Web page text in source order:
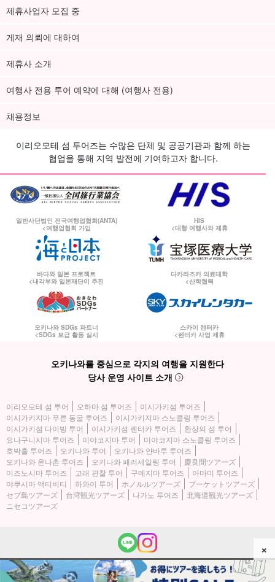
제휴사업자 모집 중
게재 의뢰에 대하여
제휴사 소개
여행사 전용 투어 예약에 대해 (여행사 전용)
채용정보
이리오모테 섬 투어즈는 수많은 단체 및 공공기관과 함께 하는
협업을 통해 지역 발전에 기여하고자 합니다.
일반사단법인 전국여행업협회(ANTA)
<여행업협회 가입
HIS
<대형 여행사와 제휴
바다와 일본 프로젝트
<내각부와 일본재단이 추진
다카라즈카 의료대학
<산학협력
오키나와 SDGs 파트너
<SDGs 보급 활동 실시
스카이 렌터카
<렌터카 사업 제휴
오키나와를 중심으로 각지의 여행을 지원한다
당사 운영 사이트 소개
이리오모테 섬 투어 오하마 섬 투어즈
이시가키섬 투어즈
이시가키지마 푸른 동굴 투어즈
이시가키지마 스노클링 투어즈
이시가키섬 다이빙 투어
이시가키섬 렌터카 투어즈
환상의 섬 투어
요나구니시마 투어즈
미야코지마 투어
미야코지마 스노클링 투어즈
호박홀 투어즈
오키나와 투어
오키나와 얀바루 투어즈
오키나와 온나촌 투어즈
오키나와 패러세일링 투어
慶良間ツアーズ
미즈노시마 투어즈
고래 관찰 투어 구메지마 투어즈
아마미 투어즈
야쿠시마 액티비티
하와이 투어 ホノルルツアーズ
プーケットツアーズ
セブ島ツアーズ
台湾観光ツアーズ 나가노 투어즈
北海道観光ツアーズ
ニセコツアーズ
(c) 2026 이리오모테 섬 투어즈 All Rights Reserved.
×